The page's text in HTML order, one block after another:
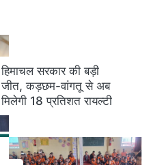
हिमाचल सरकार की बड़ी
जीत, कड़छम-वांगतू से अब
मिलेगी 18 प्रतिशत रायल्टी